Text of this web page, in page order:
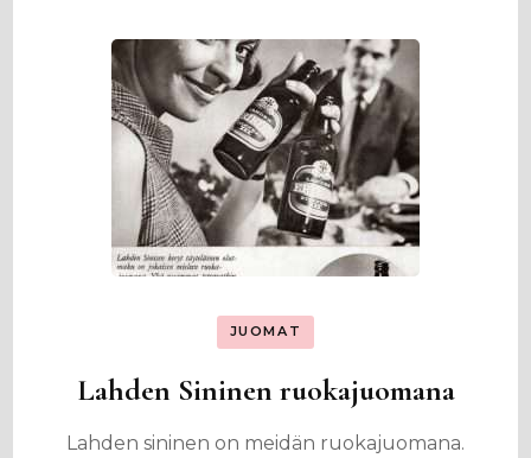
JUOMAT
Lahden Sininen ruokajuomana
Lahden sininen on meidän ruokajuomana.